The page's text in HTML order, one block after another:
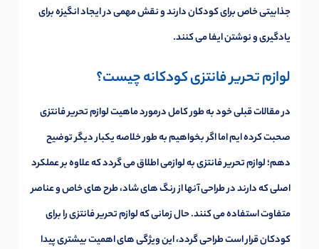
جذابیتی خاص برای کودکان دارند و نقش مهمی در ایجاد انگیزه برای
یادگیری و نوشتن ایفا می کنند.
لوازم تحریر فانتزی کودکانه چیست؟
در مقالات قبلی خود به طور کامل درمورد ماهیت لوازم تحریر فانتزی
صحبت کرده ایم اما اگر بخواهیم به طور خلاصه یکبار دیگر توضیح
دهم؛ لوازم تحریر فانتزی به لوازمی اطلاق می گردد که علاوه بر عملکرد
اصلی که دارند در طراحی آنها از رنگ های شاد، طرح های خاص و عناصر
متفاوت استفاده می کنند. حال زمانی که لوازم تحریر فانتزی را برای
کودکان قرار است طراحی گردد، این ویژگی های اهمیت بیشتری پیدا